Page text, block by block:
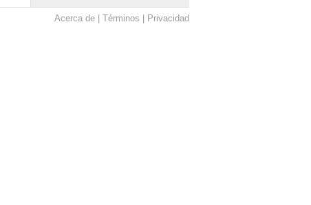
Acerca de Términos Privacidad